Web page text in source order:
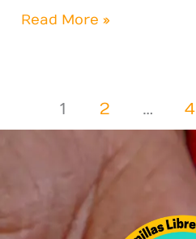
Read More »
1 2 … 4